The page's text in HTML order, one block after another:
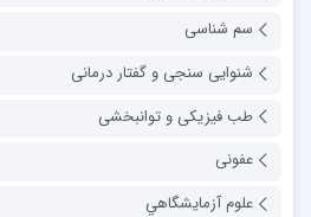
سم شناسی
شنوایی سنجی و گفتار درمانی
طب فیزیکی و توانبخشی
عفونی
علوم آزمايشگاهي